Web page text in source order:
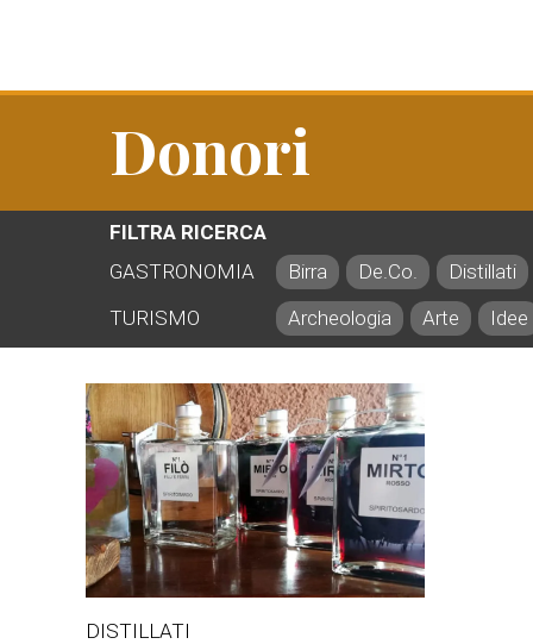
Donori
FILTRA RICERCA
GASTRONOMIA
Birra De.Co.
Distillati
TURISMO
Archeologia Arte Idee
DISTILLATI